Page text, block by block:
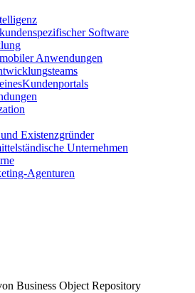
Software
Anwendungen
Existenzgründer
Unternehmen
Agenturen
Business Object Repository